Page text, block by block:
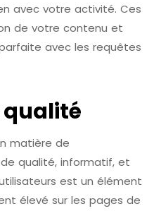
avec votre activité. Ces
de votre contenu et
avec les requêtes
qualité
matière de
qualité, informatif, et
est un élément
élevé sur les pages de